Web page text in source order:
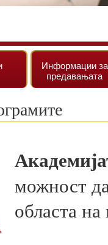
Информации за
предавањата
можност
областа